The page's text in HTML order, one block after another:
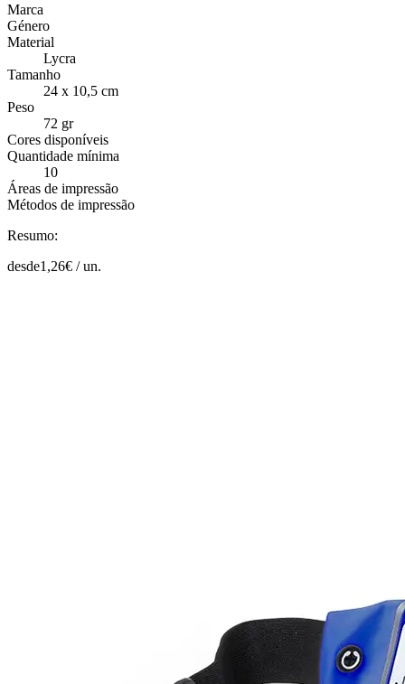
Marca
Género
Material
Lycra
Tamanho
24 x 10,5 cm
Peso
72 gr
Cores disponíveis
Quantidade mínima
10
Áreas de impressão
Métodos de impressão
Resumo:
desde1,26€ /un.